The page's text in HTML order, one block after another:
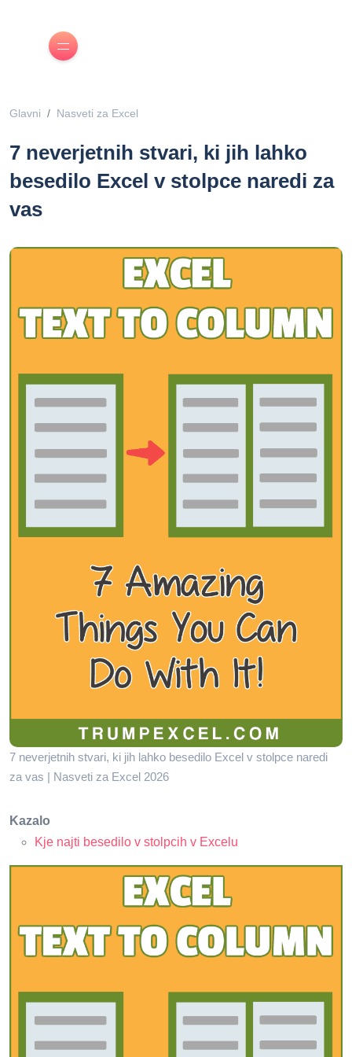
Glavni Nasveti za Excel
7 neverjetnih stvari, ki jih lahko
besedilo Excel v stolpce naredi za
vas
7 neverjetnih stvari, ki jih lahko besedilo Excel v stolpce naredi
za vas | Nasveti za Excel 2026
Kazalo
Kje najti besedilo v stolpcih v Excelu